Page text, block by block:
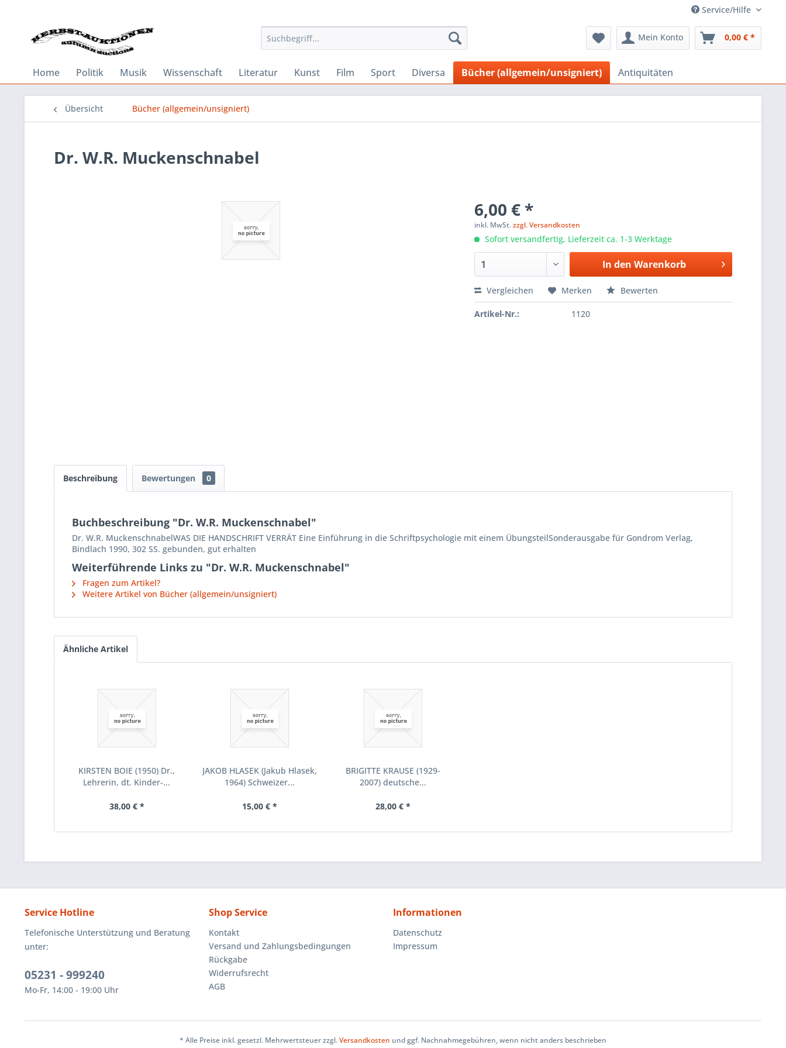
Service/Hilfe
Mein Konto 0,00 € *
Home Politik Musik Wissenschaft Literatur Kunst Film Sport Diversa Bücher (allgemein/unsigniert) Antiquitäten
Übersicht Bücher (allgemein/unsigniert)
Dr. W.R. Muckenschnabel
6,00 € *
inkl. MwSt.zzgl. Versandkosten
Sofort versandfertig, Lieferzeit ca. 1-3 Werktage
In den Warenkorb
Vergleichen Merken Bewerten
Artikel-Nr.: 1120
Beschreibung Bewertungen 0
Buchbeschreibung "Dr. W.R. Muckenschnabel"
Dr. W.R. MuckenschnabelWAS DIE HANDSCHRIFT VERRÄT Eine Einführung in die Schriftpsychologie mit einem ÜbungsteilSonderausgabe für Gondrom Verlag,
Bindlach 1990, 302 SS. gebunden, gut erhalten
Weiterführende Links zu "Dr. W.R. Muckenschnabel"
Fragen zum Artikel?
Weitere Artikel von Bücher (allgemein/unsigniert)
Ähnliche Artikel
KIRSTEN BOIE (1950) Dr.,
Lehrerin, dt. Kinder-...
38,00 € *
JAKOB HLASEK (Jakub Hlasek,
1964) Schweizer...
15,00 € *
BRIGITTE KRAUSE (1929-
2007) deutsche...
28,00 € *
Service Hotline
Telefonische Unterstützung und Beratung
unter:
05231 - 999240
Mo-Fr, 14:00 - 19:00 Uhr
Shop Service
Kontakt
Versand und Zahlungsbedingungen
Rückgabe
Widerrufsrecht
AGB
Informationen
Datenschutz
Impressum
* Alle Preise inkl. gesetzl. Mehrwertsteuer zzgl.Versandkosten und ggf. Nachnahmegebühren, wenn nicht anders beschrieben